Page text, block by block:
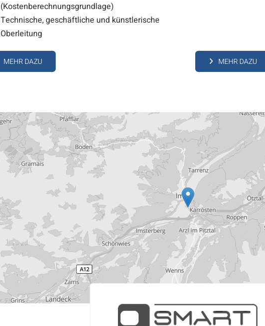
(Kostenberechnungsgrundlage)
Technische, geschäftliche und künstlerische
Oberleitung
MEHR DAZU MEHR DAZU